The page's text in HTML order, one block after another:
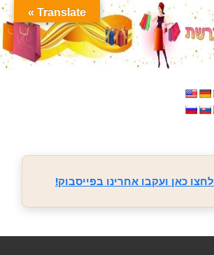
לחצו כאן ועקבו אחרינו בפייסבוק!
Translate »